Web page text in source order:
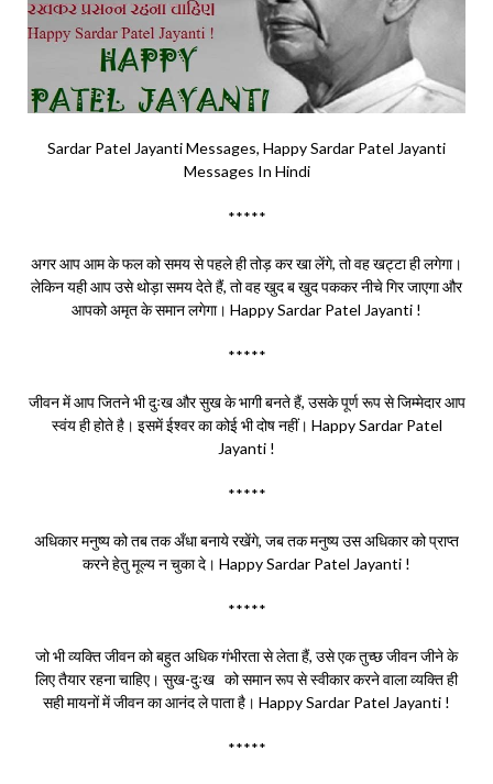
Sardar Patel Jayanti Messages, Happy Sardar Patel Jayanti
Messages In Hindi
*****
अगर आप आम के फल को समय से पहले ही तोड़ कर खा लेंगे, तो वह खट्टा ही लगेगा।
लेकिन यही आप उसे थोड़ा समय देते हैं, तो वह खुद ब खुद पककर नीचे गिर जाएगा और
आपको अमृत के समान लगेगा। Happy Sardar Patel Jayanti !
*****
जीवन में आप जितने भी दुःख और सुख के भागी बनते हैं, उसके पूर्ण रूप से जिम्मेदार आप
स्वंय ही होते है। इसमें ईश्वर का कोई भी दोष नहीं। Happy Sardar Patel
Jayanti !
*****
अधिकार मनुष्य को तब तक अँधा बनाये रखेंगे, जब तक मनुष्य उस अधिकार को प्राप्त
करने हेतु मूल्य न चुका दे। Happy Sardar Patel Jayanti !
*****
जो भी व्यक्ति जीवन को बहुत अधिक गंभीरता से लेता हैं, उसे एक तुच्छ जीवन जीने के
लिए तैयार रहना चाहिए। सुख-दुःख को समान रूप से स्वीकार करने वाला व्यक्ति ही
सही मायनों में जीवन का आनंद ले पाता है। Happy Sardar Patel Jayanti !
*****